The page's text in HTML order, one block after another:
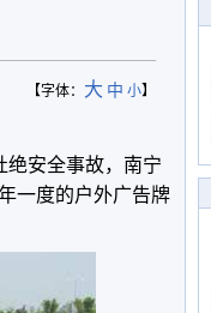
【字体： 大 中 小】
绝安全事故，南宁
一度的户外广告牌